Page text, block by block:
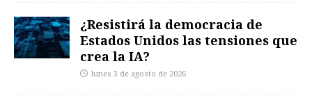
¿Resistirá la democracia de
Estados Unidos las tensiones que
crea la IA?
lunes 3 de agosto de 2026